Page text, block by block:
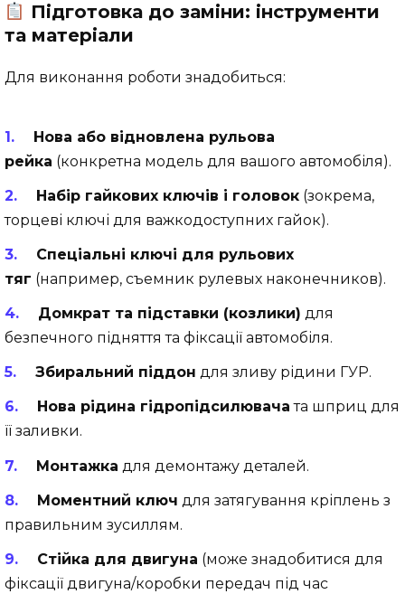
Підготовка до заміни: інструменти
та матеріали
Для виконання роботи знадобиться:
Нова або відновлена рульова
рейка (конкретна модель для вашого автомобіля).
Набір гайкових ключів і головок(зокрема,
торцеві ключі для важкодоступних гайок).
Спеціальні ключі для рульових
тяг (например, съемник рулевых наконечников).
Домкрат та підставки (козлики) для
безпечного підняття та фіксації автомобіля.
Збиральний піддон для зливу рідини ГУР.
Нова рідина гідропідсилювача та шприц для
її заливки.
Монтажка для демонтажу деталей.
Моментний ключ для затягування кріплень з
правильним зусиллям.
Стійка для двигуна (може знадобитися для
фіксації двигуна/коробки передач під час